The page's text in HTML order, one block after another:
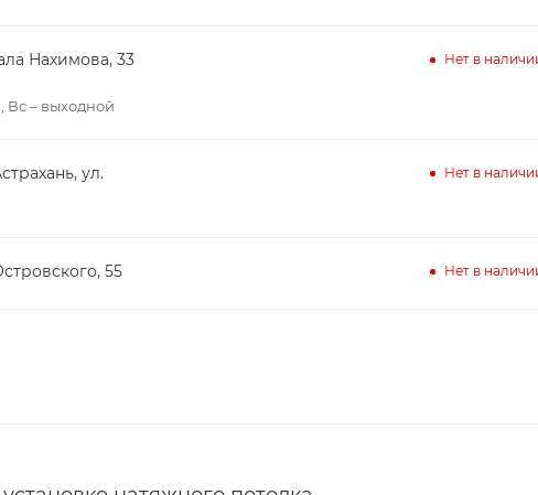
Нахимова, 33
Вс – выходной
Нет в
ул.
Нет в
55 Нет в